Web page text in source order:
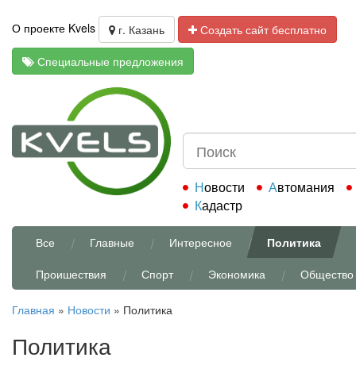
О проекте Kvels г. Казань
Создать сайт бесплатно
Специальные предложения
Новости
Автомания
Кадастр
Все Главные Интересное
Политика
Проишествия
Спорт Экономика Общество
Главная » Новости » Политика
Политика